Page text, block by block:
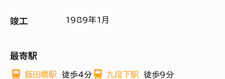
竣工 1989年1月
最寄駅
飯田橋駅 徒歩4分 九段下駅 徒歩9分